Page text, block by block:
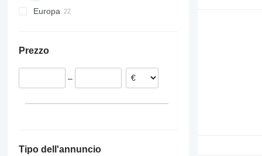
Europa
Lituania
Paesi Bassi
Prezzo
–
Tipo dell'annuncio